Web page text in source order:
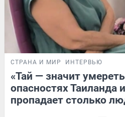
СТРАНА И МИР ИНТЕРВЬЮ
«Тай — значит
опасностях Таиланда
пропадает столько